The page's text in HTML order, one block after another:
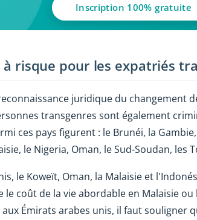
Inscription 100% gratuite
risque pour les expatriés
juridique du changement
transgenres sont également
ces pays figurent : le Brunéi, la
le Nigeria, Oman, le Sud-Soudan, les
le Koweït, Oman, la Malaisie et
le coût de la vie abordable en Malaisie
Émirats arabes unis, il faut souligner